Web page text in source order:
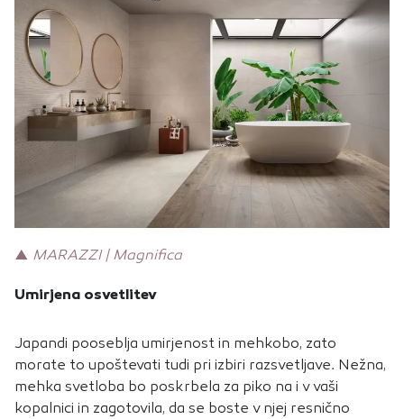
▲ MARAZZI | Magnifica
Umirjena osvetlitev
Japandi pooseblja umirjenost in mehkobo, zato
morate to upoštevati tudi pri izbiri razsvetljave. Nežna,
mehka svetloba bo poskrbela za piko na i v vaši
kopalnici in zagotovila, da se boste v njej resnično